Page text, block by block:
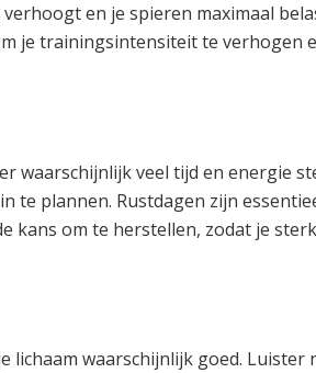
en je spieren maximaal
je trainingsintensiteit te verhogen
waarschijnlijk veel tijd en energie
te plannen. Rustdagen zijn
kans om te herstellen, zodat je
lichaam waarschijnlijk goed. Luister